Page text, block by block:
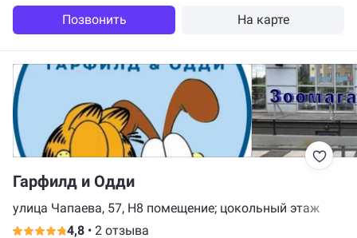
Позвонить На карте
Гарфилд и Одди
улица Чапаева, 57, H8 помещение; цокольный этаж
4,8 • 2 отзыва